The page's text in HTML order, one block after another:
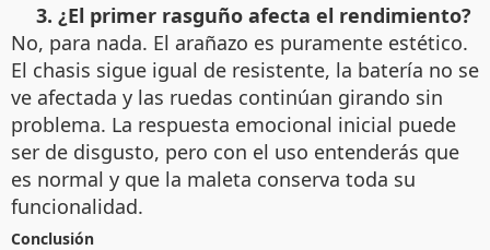
3. ¿El primer rasguño afecta el rendimiento?
No, para nada. El arañazo es puramente estético.
El chasis sigue igual de resistente, la batería no se
ve afectada y las ruedas continúan girando sin
problema. La respuesta emocional inicial puede
ser de disgusto, pero con el uso entenderás que
es normal y que la maleta conserva toda su
funcionalidad.
Conclusión